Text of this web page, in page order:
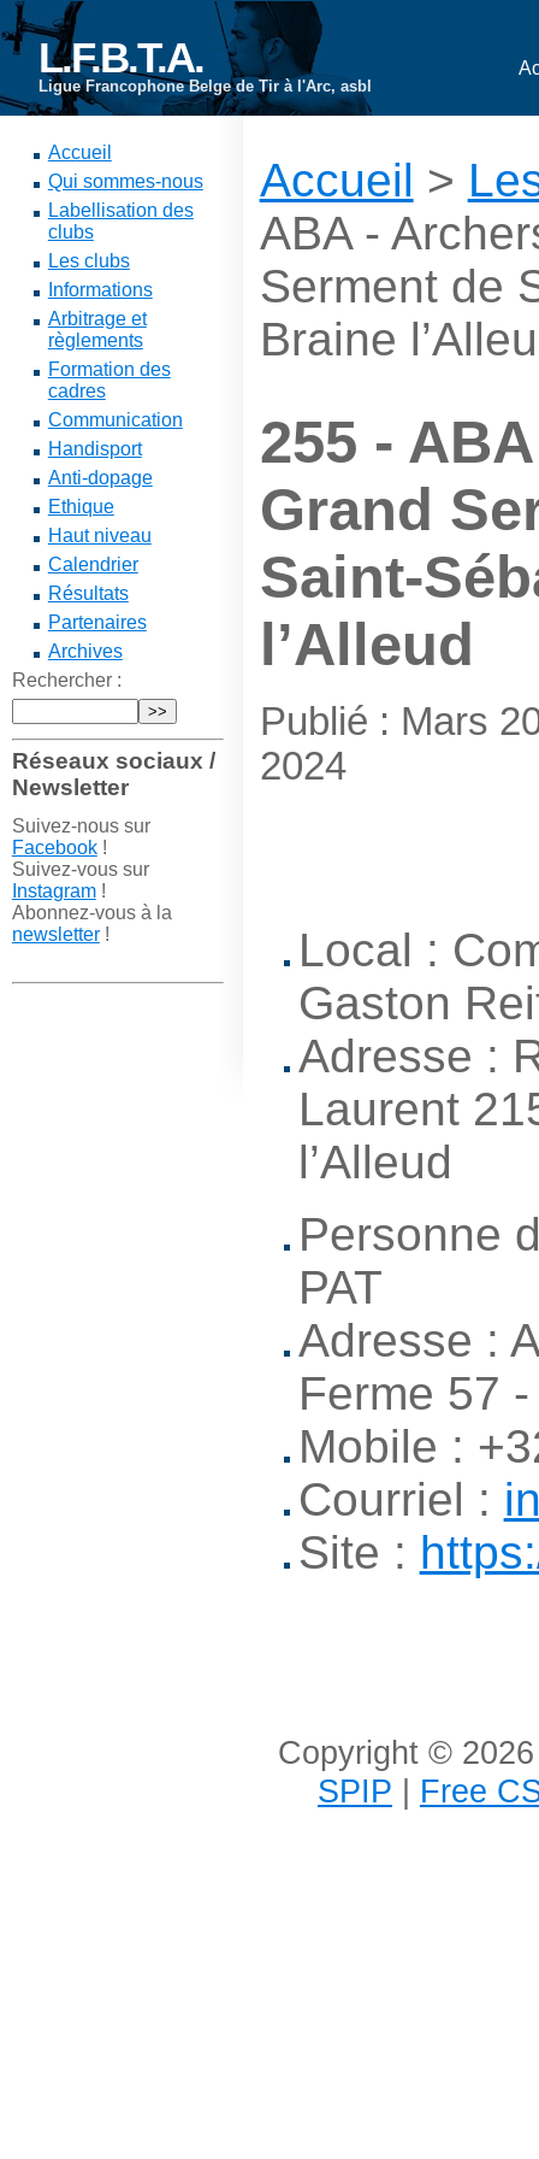
L.F.B.T.A.
Ligue Francophone Belge de Tir à l'Arc, asbl
Accueil
Qui sommes-nous
Labellisation des
clubs
Les clubs
Informations
Arbitrage et
règlements
Formation des
cadres
Communication
Handisport
Anti-dopage
Ethique
Haut niveau
Calendrier
Résultats
Partenaires
Archives
Rechercher :
Réseaux sociaux /
Newsletter
Suivez-nous sur
Facebook!
Suivez-vous sur
Instagram!
Abonnez-vous à la
newsletter!
Accueil >
ABA -
Serment de
Braine
255 -
Grand
Saint-
l’Alleud
Publié : Mars
2024
Local :
Gaston
Adresse :
Laurent
l’Alleud
Personne
PAT
Adresse :
Ferme 57
Mobile :
Courriel :
Site :
Copyright ©
SPIP | Free